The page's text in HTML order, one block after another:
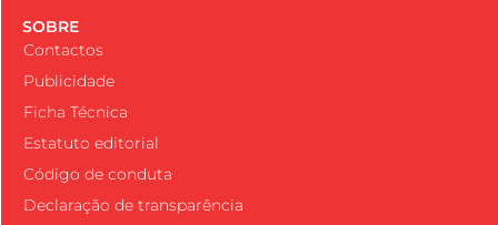
SOBRE
Contactos
Publicidade
Ficha Técnica
Estatuto editorial
Código de conduta
Declaração de transparência